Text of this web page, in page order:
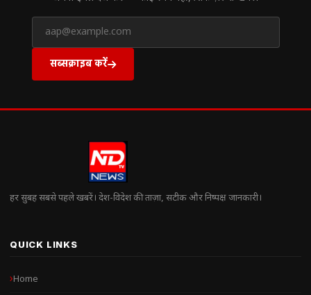
सब्सक्राइब करें
हर सुबह सबसे पहले खबरें। देश-विदेश की ताज़ा, सटीक और निष्पक्ष जानकारी।
QUICK LINKS
Home